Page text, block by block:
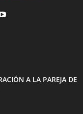
A LA PAREJA DE